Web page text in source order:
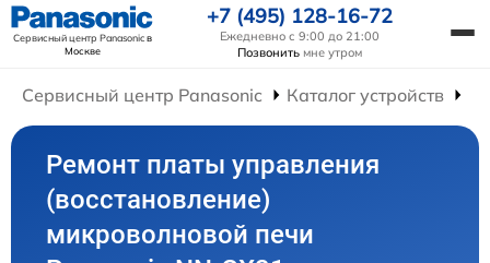
Сервисный центр Panasonicв
Москве
+7 (495) 128-16-72
Ежедневно с 9:00 до 21:00
Позвонить мне утром
Сервисный центр Panasonic Каталог устройств
Ремонт платы управления
(восстановление)
микроволновой печи